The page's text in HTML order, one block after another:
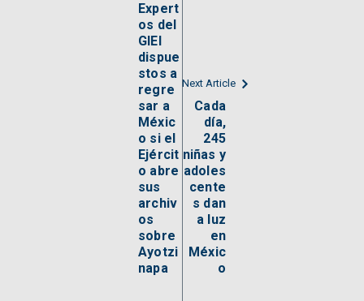
Expert
os del
GIEI
dispue
stos a
regre
sar a
Méxic
o si el
Ejércit
o abre
sus
archiv
os
sobre
Ayotzi
napa
Next Article
Cada
día,
245
niñas y
adoles
cente
s dan
a luz
en
Méxic
o